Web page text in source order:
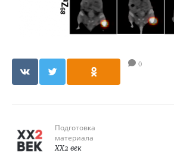
0
Подготовка
материала
XX2 век